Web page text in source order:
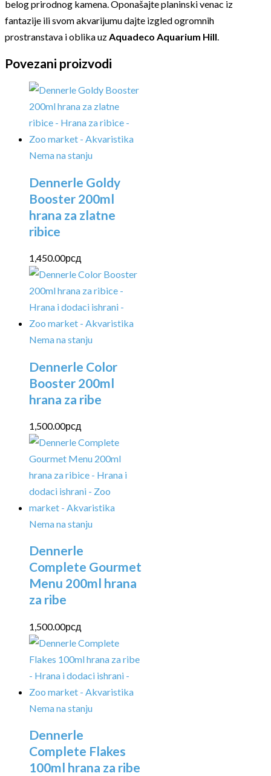
belog prirodnog kamena. Oponašajte planinski venac iz
fantazije ili svom akvarijumu dajte izgled ogromnih
prostranstava i oblika uz Aquadeco Aquarium Hill
Povezani proizvodi
Nema na stanju
Dennerle Goldy
Booster 200ml
hrana za zlatne
ribice
1,450.00рсд
Nema na stanju
Dennerle Color
Booster 200ml
hrana za ribe
1,500.00рсд
Nema na stanju
Dennerle
Complete Gourmet
Menu 200ml hrana
za ribe
1,500.00рсд
Nema na stanju
Dennerle
Complete Flakes
100ml hrana za ribe